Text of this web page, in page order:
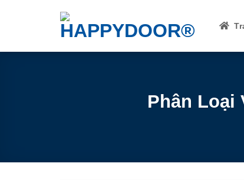
Phân Loại